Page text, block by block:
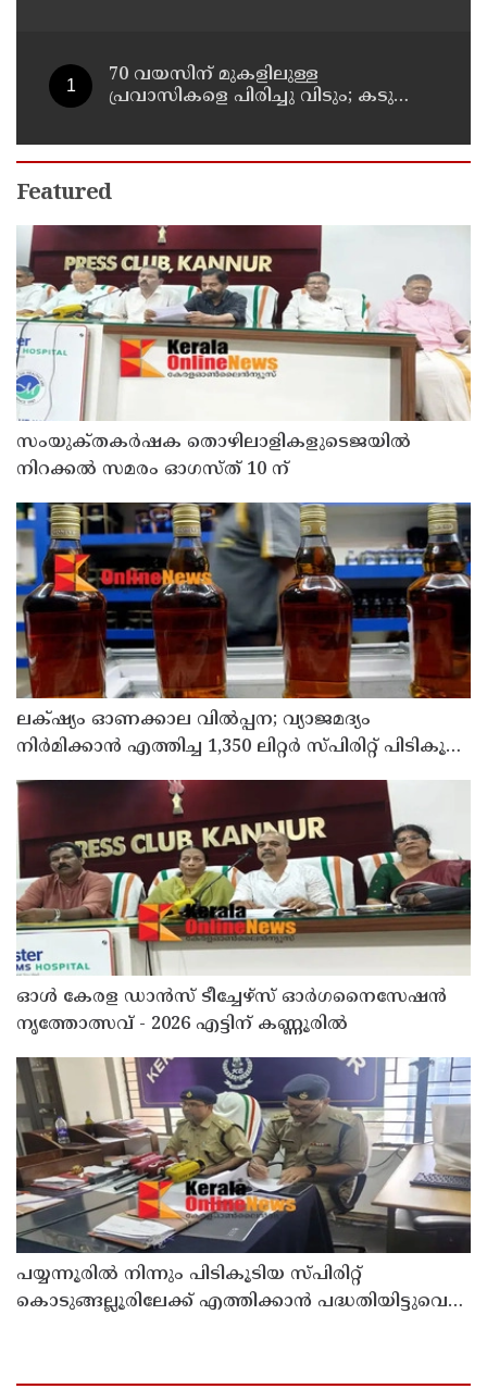
70 വയസിന് മുകളിലുള്ള
പ്രവാസികളെ പിരിച്ചു വിടും; കടുത്ത
Featured
സംയുക്‌തകർഷക തൊഴിലാളികളുടെജയിൽ
നിറക്കൽ സമരം ഓഗസ്ത് 10 ന്
ലക്‌ഷ്യം ഓണക്കാല വിൽപ്പന; വ്യാജമദ്യം
നിർമിക്കാൻ എത്തിച്ച 1,350 ലിറ്റർ സ്പിരിറ്റ് പിടികൂടി;
ഓൾ കേരള ഡാൻസ് ടീച്ചേഴ്സ് ഓർഗനൈസേഷൻ
നൃത്തോത്സവ് - 2026 എട്ടിന് കണ്ണൂരിൽ
പയ്യന്നൂരിൽ നിന്നും പിടികൂടിയ സ്പിരിറ്റ്
കൊടുങ്ങല്ലൂരിലേക്ക് എത്തിക്കാൻ പദ്ധതിയിട്ടുവെന്ന്